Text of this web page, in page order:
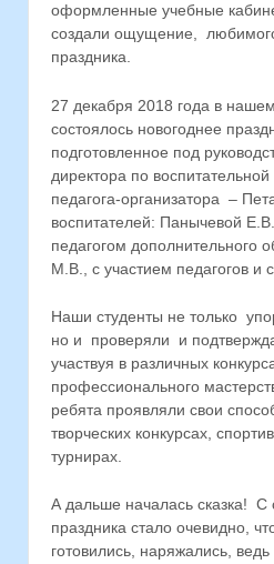
оформленные учебные
создали ощущение,
праздника.
27 декабря 2018 года в
состоялось новогоднее
подготовленное под
директора по
педагога-организатора –
воспитателей: Панычевой
педагогом дополнительного
М.В., с участием педагогов и
Наши студенты не только
но и проверяли и
участвуя в различных
профессионального
ребята проявляли свои
творческих конкурсах,
турнирах.
А дальше началась сказка! С
праздника стало очевидно,
готовились, наряжались,